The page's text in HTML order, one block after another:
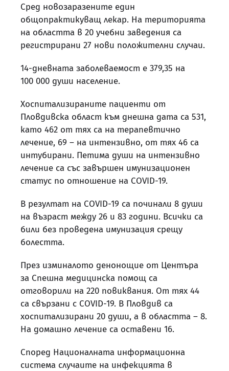
Сред новозаразените един
общопрактикуващ лекар. На територията
на областта в 20 учебни заведения са
регистрирани 27 нови положителни случаи.
14-дневната заболеваемост е 379,35 на
100 000 души население.
Хоспитализираните пациенти от
Пловдивска област към днешна дата са 531,
като 462 от тях са на терапевтично
лечение, 69 – на интензивно, от тях 46 са
интубирани. Петима души на интензивно
лечение са със завършен имунизационен
статус по отношение на COVID-19.
В резултат на COVID-19 са починали 8 души
на възраст между 26 и 83 години. Всички са
били без проведена имунизация срещу
болестта.
През изминалото денонощие от Центъра
за Спешна медицинска помощ са
отговорили на 220 повиквания. От тях 44
са свързани с COVID-19. В Пловдив са
хоспитализирани 20 души, а в областта – 8.
На домашно лечение са оставени 16.
Според Националната информационна
система случаите на инфекцията в